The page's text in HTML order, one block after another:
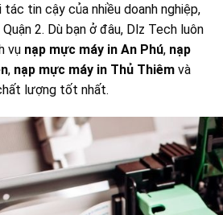
tin cậy của nhiều doanh nghiệp,
2. Dù bạn ở đâu, Dlz Tech luôn
vụ nạp mực máy in An Phú, nạp
, nạp mực máy in Thủ Thiêm và
lượng tốt nhất.